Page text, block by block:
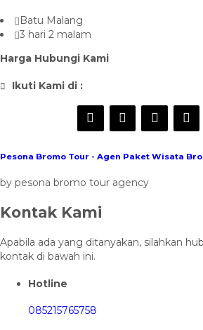
Batu Malang
3 hari 2 malam
Harga Hubungi Kami
Ikuti Kami di :
Pesona Bromo Tour - Agen Paket Wisata
by pesona bromo tour agency
Kontak Kami
Apabila ada yang ditanyakan, silahkan
kontak di bawah ini.
Hotline
085215765758